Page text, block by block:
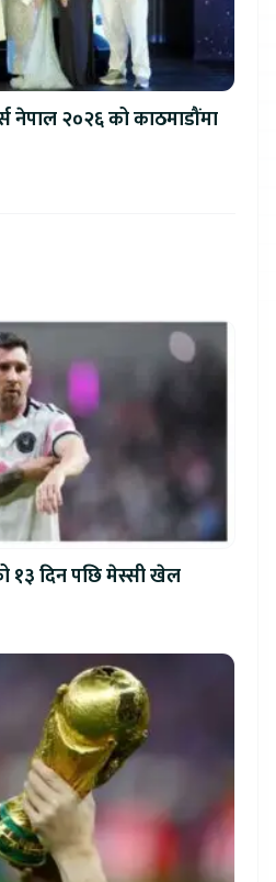
नेपाल २०२६ को काठमाडौंमा
१३ दिन पछि मेस्सी खेल